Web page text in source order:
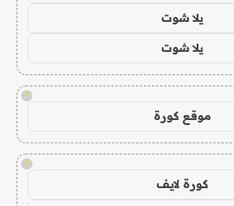
يلا شوت
يلا شوت
!
موقع كورة
!
كورة لايف